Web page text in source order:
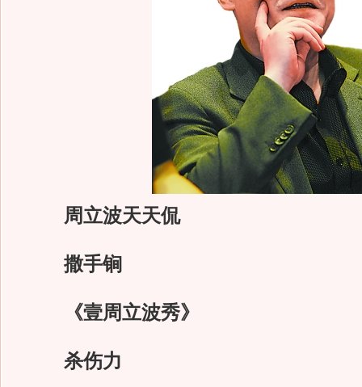
周立波天天侃
撒手锏
《壹周立波秀》
杀伤力